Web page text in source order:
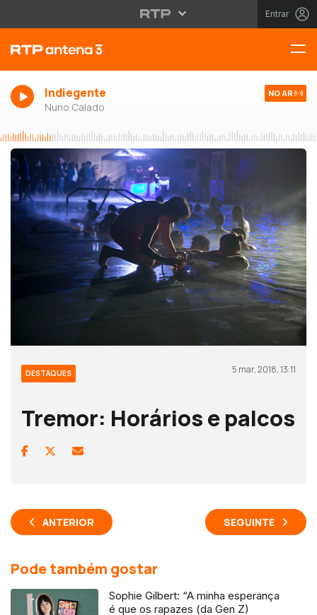
Entrar
Indiegente
Nuno Calado
NO AR
DESTAQUES 5 mar, 2018, 13:11
Tremor: Horários e palcos
ANTERIOR SEGUINTE
Pode também gostar
Sophie Gilbert: “A minha esperança
é que os rapazes (da Gen Z)